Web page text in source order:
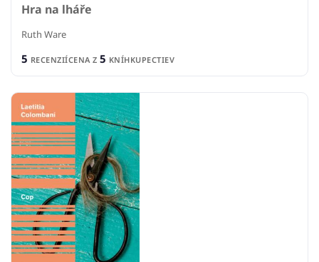
Hra na lháře
Ruth Ware
5 RECENZIÍCENA Z 5 KNÍHKUPECTIEV